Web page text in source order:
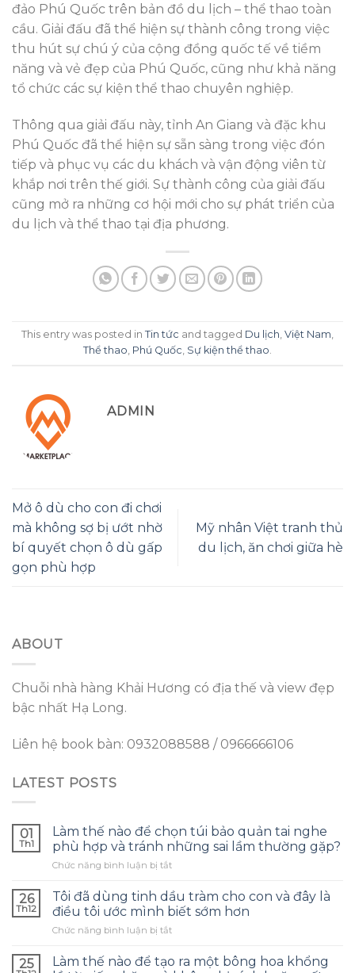
đảo Phú Quốc trên bản đồ du lịch – thể thao toàn
cầu. Giải đấu đã thể hiện sự thành công trong việc
thu hút sự chú ý của cộng đồng quốc tế về tiềm
năng và vẻ đẹp của Phú Quốc, cũng như khả năng
tổ chức các sự kiện thể thao chuyên nghiệp.
Thông qua giải đấu này, tỉnh An Giang và đặc khu
Phú Quốc đã thể hiện sự sẵn sàng trong việc đón
tiếp và phục vụ các du khách và vận động viên từ
khắp nơi trên thế giới. Sự thành công của giải đấu
cũng mở ra những cơ hội mới cho sự phát triển của
du lịch và thể thao tại địa phương.
This entry was posted in Tin tức and tagged Du lịch, Việt Nam,
Thể thao, Phú Quốc, Sự kiện thể thao.
ADMIN
Mở ô dù cho con đi chơi
mà không sợ bị ướt nhờ
bí quyết chọn ô dù gấp
gọn phù hợp
Mỹ nhân Việt tranh thủ
du lịch, ăn chơi giữa hè
ABOUT
Chuỗi nhà hàng Khải Hương có địa thế và view đẹp
bậc nhất Hạ Long.
Liên hệ book bàn: 0932088588 / 0966666106
LATEST POSTS
01
Th1
Làm thế nào để chọn túi bảo quản tai nghe
phù hợp và tránh những sai lầm thường gặp?
Chức năng bình luận bị tắtở
thế
nào
để
chọn
bảo
26
Th12
Tôi đã dùng tinh dầu tràm cho con và đây là
điều tôi ước mình biết sớm hơn
Chức năng bình luận bị tắtở
đã
dùng
25
Làm thế nào để tạo ra một bông hoa khổng